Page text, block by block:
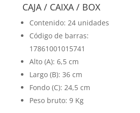
CAJA / CAIXA / BOX
Contenido: 24 unidades
Código de barras:
17861001015741
Alto (A): 6,5 cm
Largo (B): 36 cm
Fondo (C): 24,5 cm
Peso bruto: 9 Kg